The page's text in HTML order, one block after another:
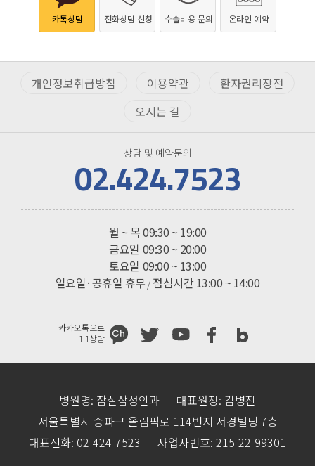
카톡상담 전화상담 신청 수술비용 문의 온라인 예약
개인정보취급방침 이용약관
환자권리장전
오시는 길
상담 및 예약문의
02.424.7523
진료시간
월 ~ 목09:30 ~ 19:00
금요일 09:30 ~ 20:00
토요일 09:00 ~ 13:00
일요일·공휴일 휴무 /점심시간 13:00 ~ 14:00
카카오톡으로
1:1상담
병원명: 잠실삼성안과
대표원장: 김병진
서울특별시 송파구 올림픽로 114번지 서경빌딩 7층
대표전화: 02-424-7523
사업자번호: 215-22-99301